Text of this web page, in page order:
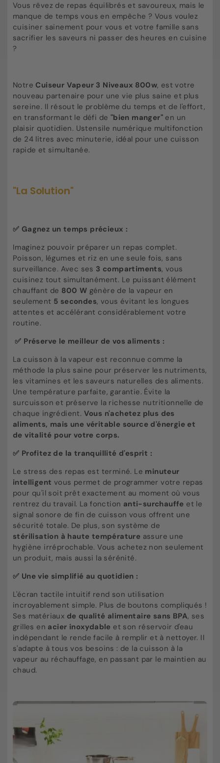
Vous rêvez de repas équilibrés et savoureux, mais le
manque de temps vous en empêche ? Vous voulez
cuisiner sainement pour vous et votre famille sans
sacrifier les saveurs ni passer des heures en cuisine
?
Notre Cuiseur Vapeur 3 Niveaux 800w, est votre
nouveau partenaire pour une vie plus saine et plus
sereine. Il résout le problème du temps et de l'effort,
en transformant le défi de "bien manger" en un
plaisir quotidien. Ustensile numérique multifonction
de 24 litres avec minuterie, idéal pour une cuisson
rapide et simultanée.
"La Solution"
✅ Gagnez un temps précieux :
Imaginez pouvoir préparer un repas complet.
Poisson, légumes et riz en une seule fois, sans
surveillance. Avec ses 3 compartiments, vous
cuisinez tout simultanément. Le puissant élément
chauffant de 800 W génère de la vapeur en
seulement 5 secondes, vous évitant les longues
attentes et accélérant considérablement votre
routine.
✅ Préserve le meilleur de vos aliments :
La cuisson à la vapeur est reconnue comme la
méthode la plus saine pour préserver les nutriments,
les vitamines et les saveurs naturelles des aliments.
Une température parfaite, garantie. Évite la
surcuisson et préserve la richesse nutritionnelle de
chaque ingrédient. Vous n'achetez plus des
aliments, mais une véritable source d'énergie et
de vitalité pour votre corps.
✅ Profitez de la tranquillité d'esprit :
Le stress des repas est terminé. Le minuteur
intelligent vous permet de programmer votre repas
pour qu'il soit prêt exactement au moment où vous
rentrez du travail. La fonction anti-surchauffe et le
signal sonore de fin de cuisson vous offrent une
sécurité totale. De plus, son système de
stérilisation à haute température assure une
hygiène irréprochable. Vous achetez non seulement
un produit, mais aussi la sérénité.
✅ Une vie simplifié au quotidien :
L'écran tactile intuitif rend son utilisation
incroyablement simple. Plus de boutons compliqués !
Ses matériaux de qualité alimentaire sans BPA, ses
grilles en acier inoxydable et son réservoir d'eau
indépendant le rende facile à remplir et à nettoyer. Il
s'adapte à tous vos besoins : de la cuisson à la
vapeur au réchauffage, en passant par le maintien au
chaud.